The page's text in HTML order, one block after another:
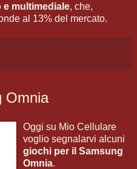
multimediale, che,
al 13% del mercato.
Omnia
Oggi su Mio Cellulare
voglio segnalarvi alcuni
giochi per il Samsung
Omnia.